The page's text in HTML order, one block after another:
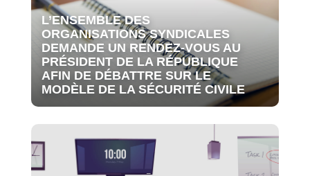
L’ENSEMBLE DES
ORGANISATIONS SYNDICALES
DEMANDE UN RENDEZ-VOUS AU
PRÉSIDENT DE LA RÉPUBLIQUE
AFIN DE DÉBATTRE SUR LE
MODÈLE DE LA SÉCURITÉ CIVILE